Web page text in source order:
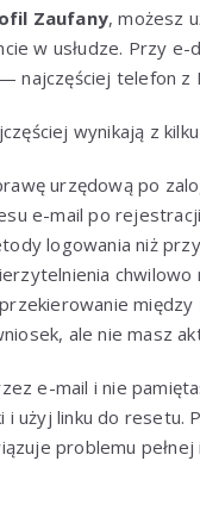
Zaufany, możesz
w usłudze. Przy
telefon z
wynikają z
urzędową po
e-mail po
logowania niż
chwilowo
między
ale nie masz
e-mail i nie
i użyj linku do resetu.
problemu